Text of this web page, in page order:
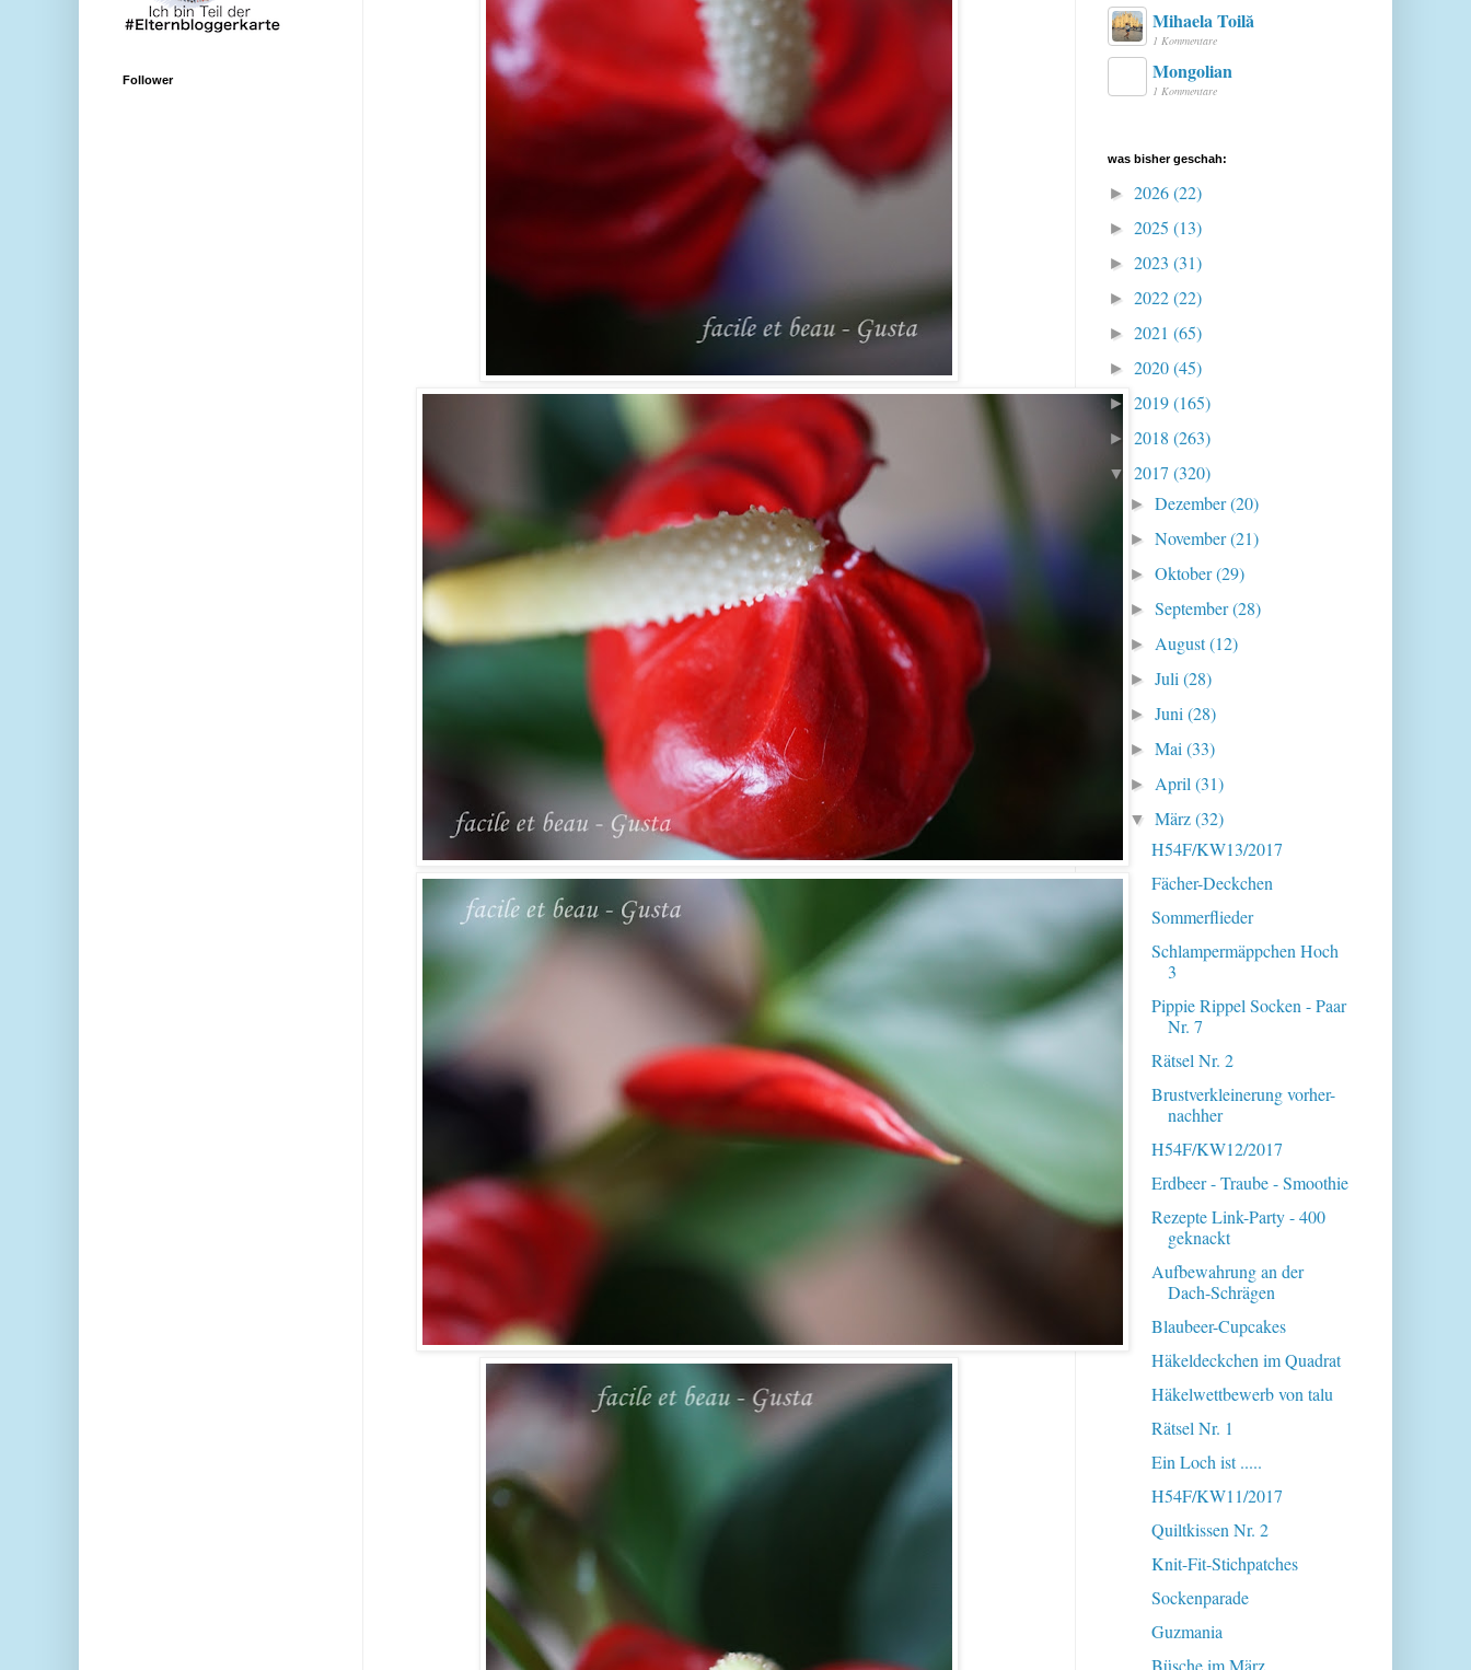
Follower
Mihaela Toilă
1 Kommentare
Mongolian
1 Kommentare
was bisher geschah:
► 2026(22)
► 2025 (13)
► 2023 (31)
► 2022(22)
► 2021 (65)
► 2020(45)
► 2019(165)
► 2018 (263)
▼ 2017 (320)
►Dezember(20)
►November(21)
►Oktober(29)
►September(28)
► August(12)
►Juli(28)
►Juni(28)
►Mai(33)
► April(31)
▼März(32)
H54F/KW13/2017
Fächer-Deckchen
Sommerflieder
Schlampermäppchen Hoch
3
Pippie Rippel Socken - Paar
Nr. 7
Rätsel Nr. 2
Brustverkleinerung vorher-
nachher
H54F/KW12/2017
Erdbeer - Traube - Smoothie
Rezepte Link-Party - 400
geknackt
Aufbewahrung an der
Dach-Schrägen
Blaubeer-Cupcakes
Häkeldeckchen im Quadrat
Häkelwettbewerb von talu
Rätsel Nr. 1
Ein Loch ist .....
H54F/KW11/2017
Quiltkissen Nr. 2
Knit-Fit-Stichpatches
Sockenparade
Guzmania